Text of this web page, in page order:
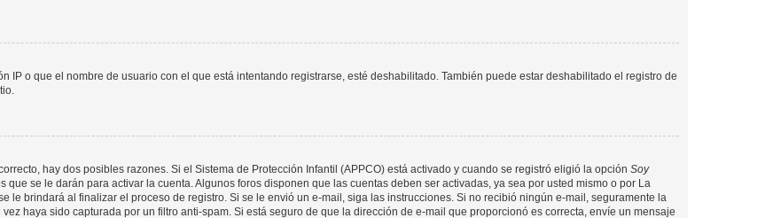
IP o que el nombre de usuario con el que está intentando registrarse, esté deshabilitado. También puede estar deshabilitado el registro de
hay dos posibles razones. Si el Sistema de Protección Infantil (APPCO) está activado y cuando se registró eligió la opción Soy
se le darán para activar la cuenta. Algunos foros disponen que las cuentas deben ser activadas, ya sea por usted mismo o por La
le brindará al finalizar el proceso de registro. Si se le envió un e-mail, siga las instrucciones. Si no recibió ningún e-mail, seguramente la
haya sido capturada por un filtro anti-spam. Si está seguro de que la dirección de e-mail que proporcionó es correcta, envíe un mensaje